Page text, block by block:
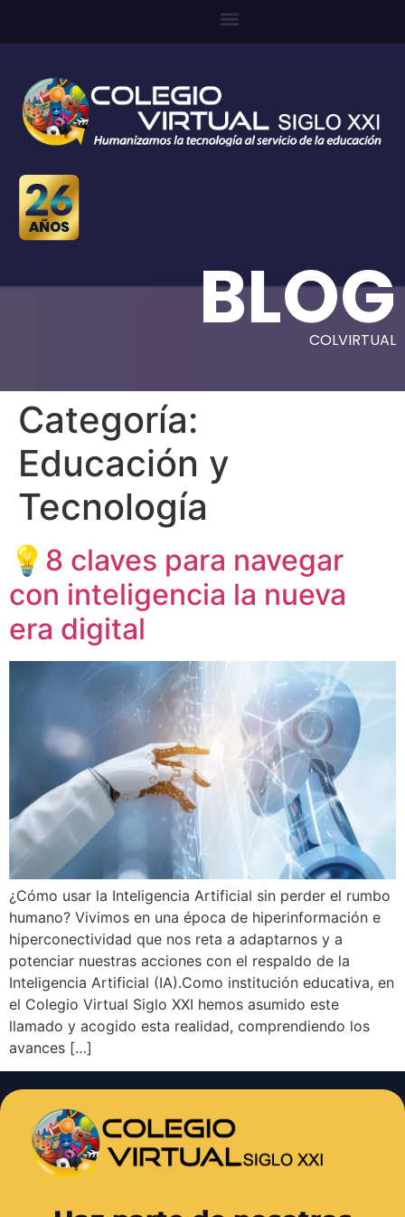
BLOG
COLVIRTUAL
Categoría:
Educación y
Tecnología
💡8 claves para navegar
con inteligencia la nueva
era digital
¿Cómo usar la Inteligencia Artificial sin perder el rumbo
humano? Vivimos en una época de hiperinformación e
hiperconectividad que nos reta a adaptarnos y a
potenciar nuestras acciones con el respaldo de la
Inteligencia Artificial (IA).Como institución educativa, en
el Colegio Virtual Siglo XXI hemos asumido este
llamado y acogido esta realidad, comprendiendo los
avances […]